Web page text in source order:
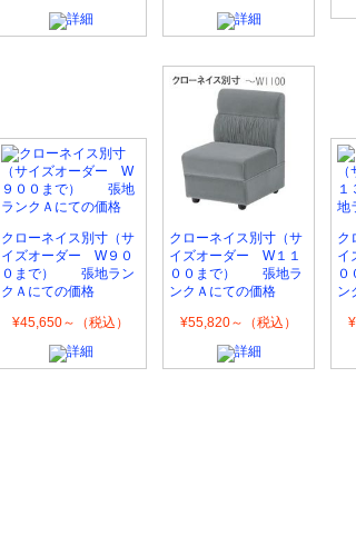
クローネイス別寸（サ
イズオーダー W９０
０まで） 張地ラン
クＡにての価格
¥45,650～（税込）
クローネイス別寸（サ
イズオーダー W１１
００まで） 張地ラ
ンクＡにての価格
¥55,820～（税込）
ク
イ
ン